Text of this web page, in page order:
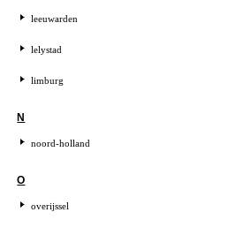
leeuwarden
lelystad
limburg
N
noord-holland
O
overijssel